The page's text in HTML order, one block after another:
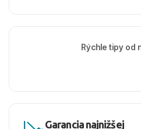
Hostia môžu využívať
miestnej výroby.
Rýchle tipy od
Garancia najnižšej